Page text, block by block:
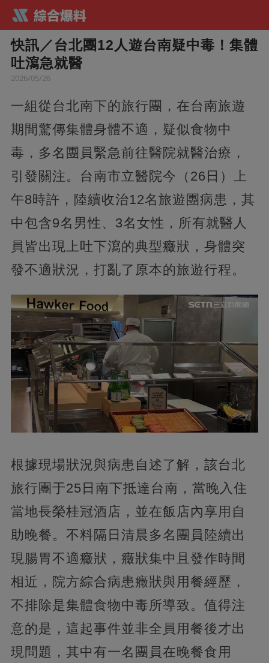
快訊／台北團12人遊台南疑中毒！集體
吐瀉急就醫
2026/05/26
一組從台北南下的旅行團，在台南旅遊
期間驚傳集體身體不適，疑似食物中
毒，多名團員緊急前往醫院就醫治療，
引發關注。台南市立醫院今（26日）上
午8時許，陸續收治12名旅遊團病患，其
中包含9名男性、3名女性，所有就醫人
員皆出現上吐下瀉的典型癥狀，身體突
發不適狀況，打亂了原本的旅遊行程。
根據現場狀況與病患自述了解，該台北
旅行團于25日南下抵達台南，當晚入住
當地長榮桂冠酒店，並在飯店內享用自
助晚餐。不料隔日清晨多名團員陸續出
現腸胃不適癥狀，癥狀集中且發作時間
相近，院方綜合病患癥狀與用餐經歷，
不排除是集體食物中毒所導致。值得注
意的是，這起事件並非全員用餐後才出
現問題，其中有一名團員在晚餐食用